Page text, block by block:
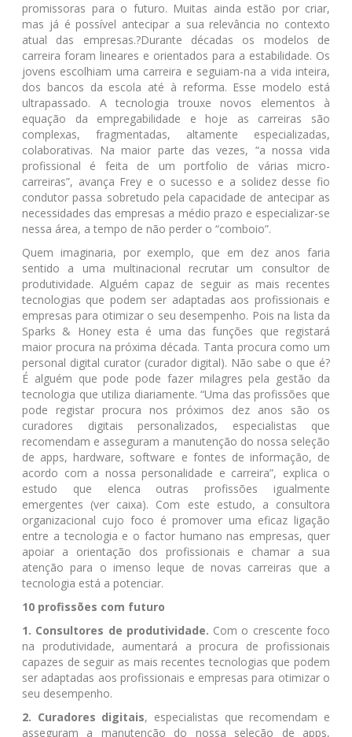
promissoras para o futuro. Muitas ainda estão por criar,
mas já é possível antecipar a sua relevância no contexto
atual das empresas.?Durante décadas os modelos de
carreira foram lineares e orientados para a estabilidade. Os
jovens escolhiam uma carreira e seguiam-na a vida inteira,
dos bancos da escola até à reforma. Esse modelo está
ultrapassado. A tecnologia trouxe novos elementos à
equação da empregabilidade e hoje as carreiras são
complexas, fragmentadas, altamente especializadas,
colaborativas. Na maior parte das vezes, “a nossa vida
profissional é feita de um portfolio de várias micro-
carreiras”, avança Frey e o sucesso e a solidez desse fio
condutor passa sobretudo pela capacidade de antecipar as
necessidades das empresas a médio prazo e especializar-se
nessa área, a tempo de não perder o “comboio”.
Quem imaginaria, por exemplo, que em dez anos faria
sentido a uma multinacional recrutar um consultor de
produtividade. Alguém capaz de seguir as mais recentes
tecnologias que podem ser adaptadas aos profissionais e
empresas para otimizar o seu desempenho. Pois na lista da
Sparks & Honey esta é uma das funções que registará
maior procura na próxima década. Tanta procura como um
personal digital curator (curador digital). Não sabe o que é?
É alguém que pode pode fazer milagres pela gestão da
tecnologia que utiliza diariamente. “Uma das profissões que
pode registar procura nos próximos dez anos são os
curadores digitais personalizados, especialistas que
recomendam e asseguram a manutenção do nossa seleção
de apps, hardware, software e fontes de informação, de
acordo com a nossa personalidade e carreira”, explica o
estudo que elenca outras profissões igualmente
emergentes (ver caixa). Com este estudo, a consultora
organizacional cujo foco é promover uma eficaz ligação
entre a tecnologia e o factor humano nas empresas, quer
apoiar a orientação dos profissionais e chamar a sua
atenção para o imenso leque de novas carreiras que a
tecnologia está a potenciar.
10 profissões com futuro
1. Consultores de produtividade. Com o crescente foco
na produtividade, aumentará a procura de profissionais
capazes de seguir as mais recentes tecnologias que podem
ser adaptadas aos profissionais e empresas para otimizar o
seu desempenho.
2. Curadores digitais, especialistas que recomendam e
asseguram a manutenção do nossa seleção de apps,